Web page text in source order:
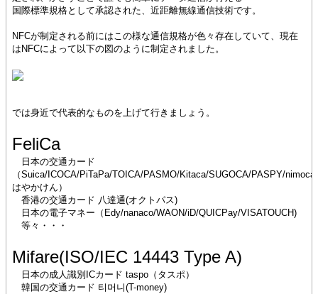
国際標準規格として承認された、近距離無線通信技術です。
NFCが制定される前にはこの様な通信規格が色々存在していて、現在
はNFCによって以下の図のように制定されました。
では身近で代表的なものを上げて行きましょう。
FeliCa
日本の交通カード
（Suica/ICOCA/PiTaPa/TOICA/PASMO/Kitaca/SUGOCA/PASPY/nimoca/
はやかけん）
香港の交通カード 八達通(オクトパス)
日本の電子マネー（Edy/nanaco/WAON/iD/QUICPay/VISATOUCH)
等々・・・
Mifare(ISO/IEC 14443 Type A)
日本の成人識別ICカード taspo（タスポ）
韓国の交通カード 티머니(T-money)